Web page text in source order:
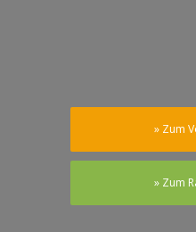
» Zum
» Zum